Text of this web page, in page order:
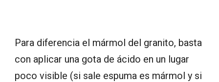
Para diferencia el mármol del granito, basta
con aplicar una gota de ácido en un lugar
poco visible (si sale espuma es mármol y si